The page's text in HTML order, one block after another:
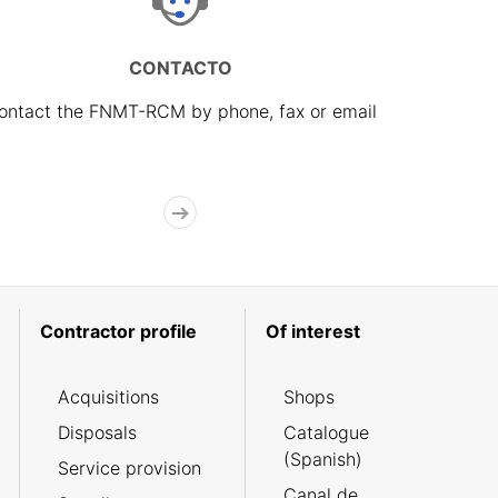
CONTACTO
the FNMT-RCM by phone, fax or email
Contractor profile
Acquisitions
Disposals
Service provision
Of interest
Shops
Catalogue
(Spanish)